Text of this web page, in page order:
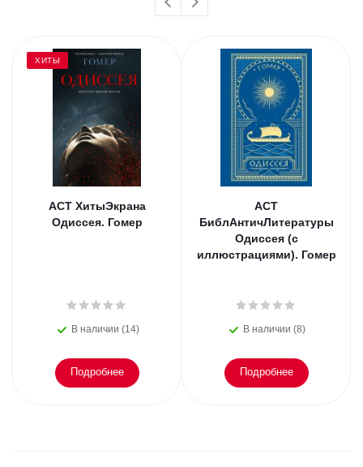
ХИТЫ
АСТ ХитыЭкрана
Одиссея. Гомер
В наличии (14)
Подробнее
АСТ
БиблАнтичЛитературы
Одиссея (с
иллюстрациями). Гомер
В наличии (8)
Подробнее